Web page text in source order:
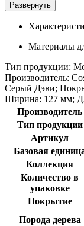
Развернуть
Материалы
Тип продукции:
Производитель:
Серый Дэви;
Ширина: 127 мм;
Производитель
Тип продукции
Артикул
Базовая
Коллекция
Количество в
упаковке
Покрытие
Порода дерева